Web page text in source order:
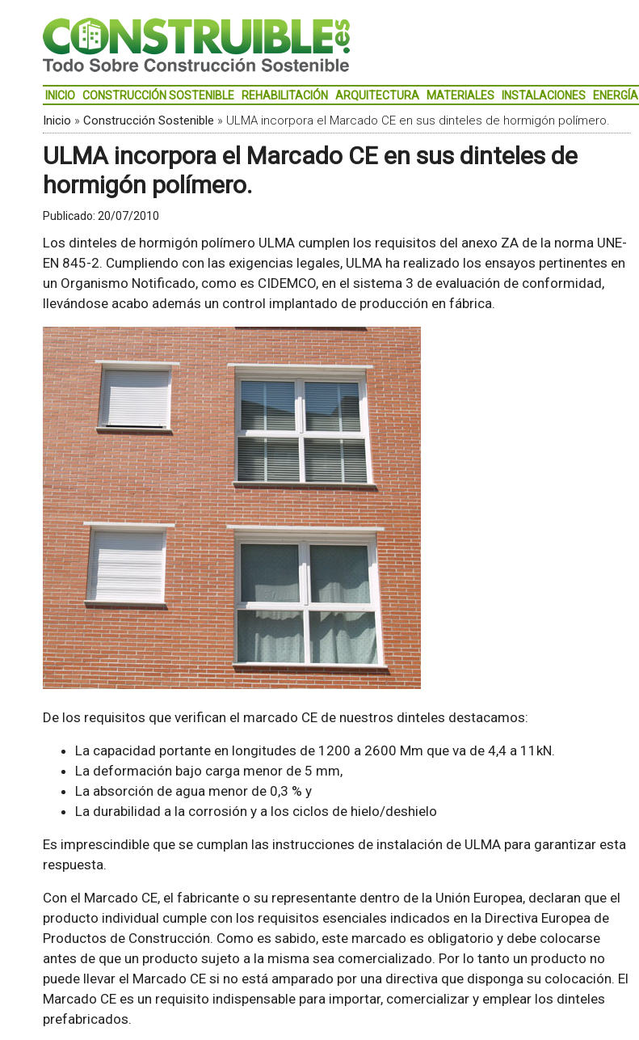
INICIO CONSTRUCCIÓN SOSTENIBLE REHABILITACIÓN ARQUITECTURA MATERIALES INSTALACIONES ENERGÍA
Inicio » Construcción Sostenible » ULMA incorpora el Marcado CE en sus dinteles de hormigón polímero.
ULMA incorpora el Marcado CE en sus dinteles de
hormigón polímero.
Publicado: 20/07/2010
Los dinteles de hormigón polímero ULMA cumplen los requisitos del anexo ZA de la norma UNE-
EN 845-2. Cumpliendo con las exigencias legales, ULMA ha realizado los ensayos pertinentes en
un Organismo Notificado, como es CIDEMCO, en el sistema 3 de evaluación de conformidad,
llevándose acabo además un control implantado de producción en fábrica.
De los requisitos que verifican el marcado CE de nuestros dinteles destacamos:
La capacidad portante en longitudes de 1200 a 2600 Mm que va de 4,4 a 11kN.
La deformación bajo carga menor de 5 mm,
La absorción de agua menor de 0,3 % y
La durabilidad a la corrosión y a los ciclos de hielo/deshielo
Es imprescindible que se cumplan las instrucciones de instalación de ULMA para garantizar esta
respuesta.
Con el Marcado CE, el fabricante o su representante dentro de la Unión Europea, declaran que el
producto individual cumple con los requisitos esenciales indicados en la Directiva Europea de
Productos de Construcción. Como es sabido, este marcado es obligatorio y debe colocarse
antes de que un producto sujeto a la misma sea comercializado. Por lo tanto un producto no
puede llevar el Marcado CE si no está amparado por una directiva que disponga su colocación. El
Marcado CE es un requisito indispensable para importar, comercializar y emplear los dinteles
prefabricados.